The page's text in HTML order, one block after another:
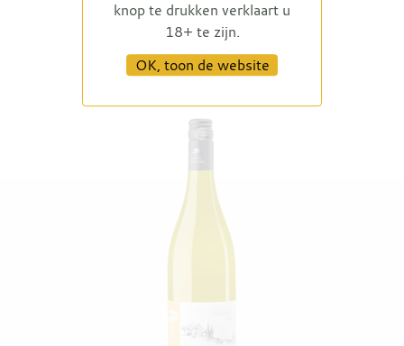
knop te drukken verklaart u
18+ te zijn.
OK, toon de website